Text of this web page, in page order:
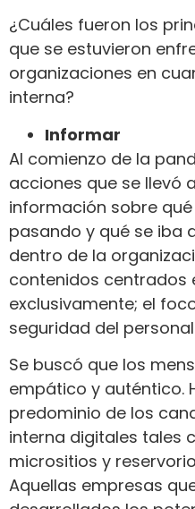
¿Cuáles fueron los
que se estuvieron
organizaciones en
interna?
Informar
Al comienzo de la
acciones que se llevó
información sobre
pasando y qué se iba
dentro de la
contenidos centrados
exclusivamente; el
seguridad del
Se buscó que los
empático y auténtico.
predominio de los
interna digitales tales
micrositios y
Aquellas empresas